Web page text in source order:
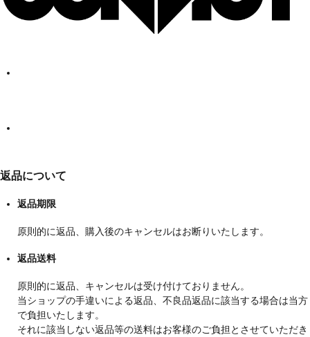
返品について
返品期限
原則的に返品、購入後のキャンセルはお断りいたします。
返品送料
原則的に返品、キャンセルは受け付けておりません。
当ショップの手違いによる返品、不良品返品に該当する場合は当方
で負担いたします。
それに該当しない返品等の送料はお客様のご負担とさせていただき